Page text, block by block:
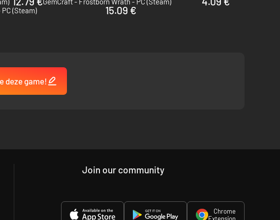
eilanden, allemaal in de hoop dat de kleinste paddenstoel hun
(Steam)
15.09 €
deze game!
Join our community
Chrome
Extension